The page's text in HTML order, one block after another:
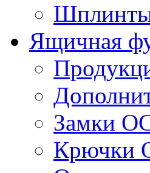
Ящичная
Замки
Крючки